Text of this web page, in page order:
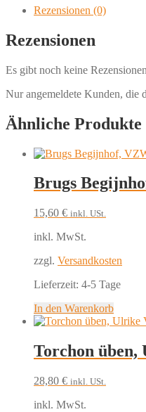
Rezensionen (0)
Rezensionen
Es gibt noch keine
Nur angemeldete Kunden, die
Ähnliche Produkte
Brugs
15,60 € inkl. USt.
inkl. MwSt.
zzgl. Versandkosten
Lieferzeit: 4-5 Tage
In den Warenkorb
Torchon üben,
28,80 € inkl. USt.
inkl. MwSt.